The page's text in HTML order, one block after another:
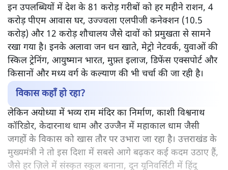
नरेंद्र मोदी के शासन के 12 साल पूरे होने और नेहरू का रिकॉर्ड पार
करने के दावों के बीच सरकार अपनी उपलब्धियां गिना रही है। वहीं
आलोचक लोकतांत्रिक संस्थाओं की कमजोरी, बेरोजगारी, आर्थिक
संकट और अल्पसंख्यक अधिकारों पर गंभीर सवाल उठा रहे हैं।
दावा किया जा रहा हैकि नरेंद्र मोदी ने देश के पहले प्रधानमंत्री
जवाहर लाल नेहरू का रिकॉर्ड तोड़ दिया। इससे कुछ सप्ताह पहले
ही मोदी ने अपने शासन के 12 साल भी पूरे किए थे। इन दोनों